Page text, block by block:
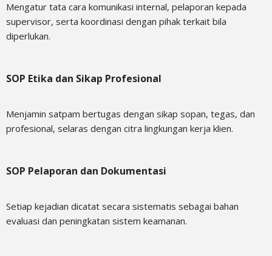
Mengatur tata cara komunikasi internal, pelaporan kepada
supervisor, serta koordinasi dengan pihak terkait bila
diperlukan.
SOP Etika dan Sikap Profesional
Menjamin satpam bertugas dengan sikap sopan, tegas, dan
profesional, selaras dengan citra lingkungan kerja klien.
SOP Pelaporan dan Dokumentasi
Setiap kejadian dicatat secara sistematis sebagai bahan
evaluasi dan peningkatan sistem keamanan.